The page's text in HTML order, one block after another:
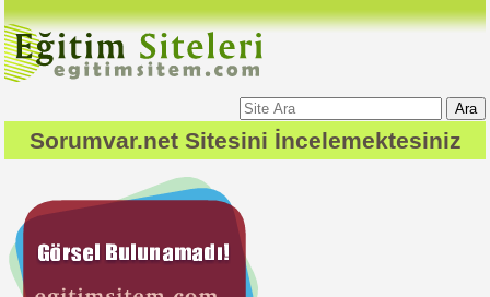
Ara
Sorumvar.netSitesini İncelemektesiniz